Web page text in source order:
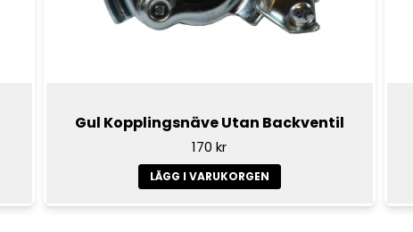
Gul Kopplingsnäve Utan Backventil
170 kr
LÄGG I VARUKORGEN